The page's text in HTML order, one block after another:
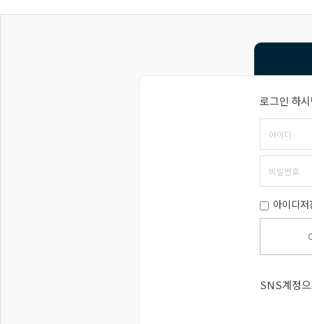
로그인 하
아이디
SNS계정